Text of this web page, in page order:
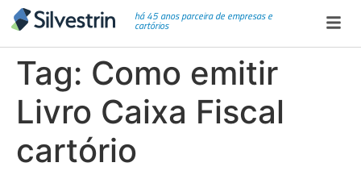
há 45 anos parceira de empresas e
cartórios
Tag: Como emitir
Livro Caixa Fiscal
cartório